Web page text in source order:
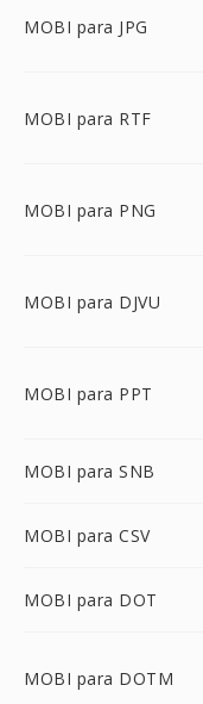
MOBI para JPG
MOBI para RTF
MOBI para PNG
MOBI para DJVU
MOBI para PPT
MOBI para SNB
MOBI para CSV
MOBI para DOT
MOBI para DOTM